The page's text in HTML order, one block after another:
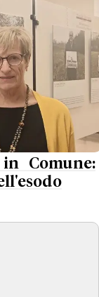
Comune: